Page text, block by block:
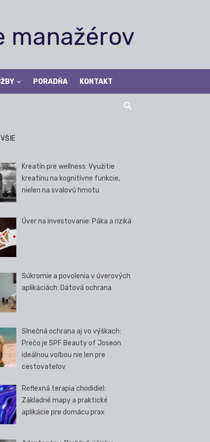
manažérov
PORADŇA KONTAKT
Kreatín pre wellness: Využitie
kreatínu na kognitívne funkcie,
nielen na svalovú hmotu
Úver na investovanie: Páka a riziká
Súkromie a povolenia v úverových
aplikáciách: Dátová ochrana
Slnečná ochrana aj vo výškach:
Prečo je SPF Beauty of Joseon
ideálnou voľbou nie len pre
cestovateľov
Reflexná terapia chodidiel:
Základné mapy a praktické
aplikácie pre domácu prax